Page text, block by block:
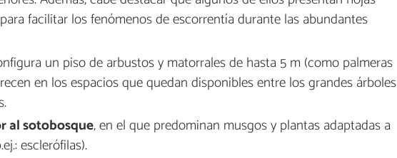
facilitar los fenómenos de escorrentía durante las abundantes
un piso de arbustos y matorrales de hasta 5 m (como palmeras
en los espacios que quedan disponibles entre los grandes árboles
al sotobosque, en el que predominan musgos y plantas adaptadas a
esclerófilas).